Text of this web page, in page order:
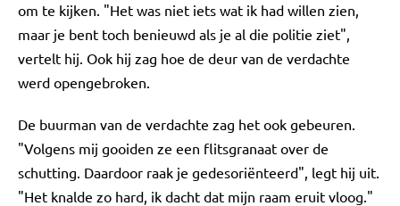
om te kijken. "Het was niet iets wat ik had willen zien,
maar je bent toch benieuwd als je al die politie ziet",
vertelt hij. Ook hij zag hoe de deur van de verdachte
werd opengebroken.
De buurman van de verdachte zag het ook gebeuren.
"Volgens mij gooiden ze een flitsgranaat over de
schutting. Daardoor raak je gedesoriënteerd", legt hij uit.
"Het knalde zo hard, ik dacht dat mijn raam eruit vloog."